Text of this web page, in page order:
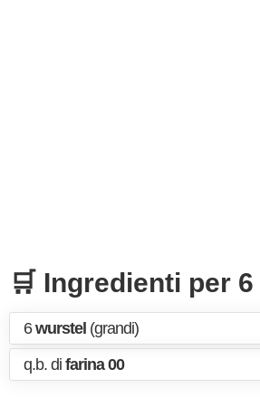
🛒 Ingredienti per
6wurstel (grandi)
q.b. di farina 00